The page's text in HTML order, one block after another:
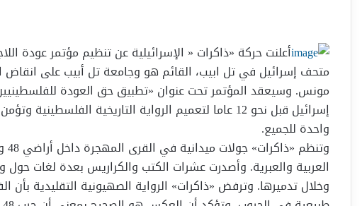
أعلنت حركة «ذاكرات « الإسرائيلية عن تنظيم مؤتمر عودة
مونس. وسيعقد المؤتمر تحت عنوان «تطبيق حق العودة
إسرائيل قبل نحو 12 عاما لتعميم الرواية التاريخية
واحدة للجميع.
العربية والعبرية. وأصدرت عشرات الكتب والكراريس بعدة لغات حول